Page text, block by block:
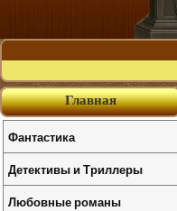
Главная
Фантастика
Детективы и Триллеры
Любовные романы